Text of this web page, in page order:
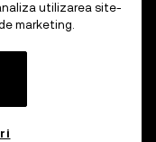
utilizarea site-
marketing.